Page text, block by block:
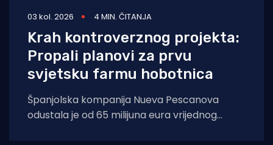
03 kol. 2026 4 MIN. ČITANJA
Krah kontroverznog projekta:
Propali planovi za prvu
svjetsku farmu hobotnica
Španjolska kompanija Nueva Pescanova
odustala je od 65 milijuna eura vrijednog